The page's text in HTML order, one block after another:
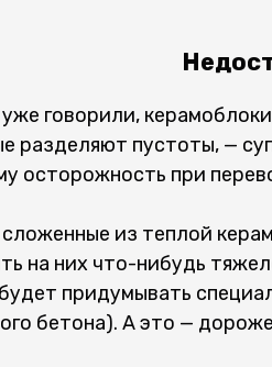
говорили,
разделяют пустоты, —
осторожность при
из теплой
на них что-нибудь
придумывать
бетона). А это —